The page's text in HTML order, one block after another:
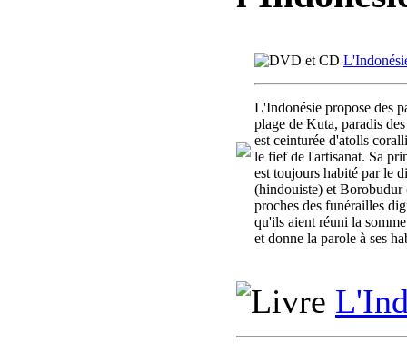
L'Indonésie propose des
plage de Kuta, paradis
est ceinturée d'atolls
le fief de l'artisanat. Sa
est toujours habité par le
(hindouiste) et Borobudur
proches des funérailles
qu'ils aient réuni la
et donne la parole à ses